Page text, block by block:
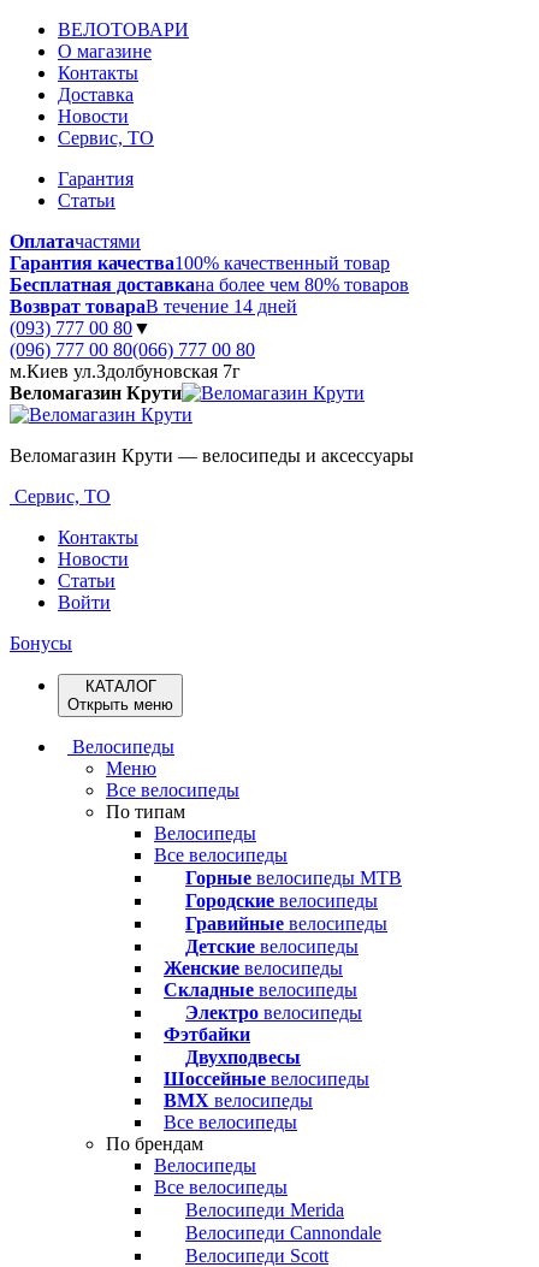
ВЕЛОТОВАРИ
О магазине
Контакты
Доставка
Новости
Сервис, ТО
Гарантия
Статьи
Оплатачастями
Гарантия качества100% качественный товар
Бесплатная доставкана более чем 80% товаров
Возврат товараВ течение 14 дней
(093) 777 00 80▼
(096) 777 00 80(066) 777 00 80
м.Киев ул.Здолбуновская 7г
Веломагазин Крути
Веломагазин Крути — велосипеды и аксессуары
Сервис, ТО
Контакты
Новости
Статьи
Войти
Бонусы
КАТАЛОГ
Открыть меню
Велосипеды
Меню
Все велосипеды
По типам
Велосипеды
Все велосипеды
Горные велосипеды MTB
Городские велосипеды
Гравийные велосипеды
Детские велосипеды
Женские велосипеды
Складные велосипеды
Электро велосипеды
Фэтбайки
Двухподвесы
Шоссейные велосипеды
BMX велосипеды
Все велосипеды
По брендам
Велосипеды
Все велосипеды
Велосипеди Merida
Велосипеди Cannondale
Велосипеди Scott